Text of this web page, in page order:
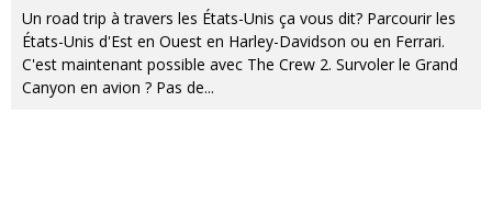
Un road trip à travers les États-Unis ça vous dit? Parcourir les
États-Unis d'Est en Ouest en Harley-Davidson ou en Ferrari.
C'est maintenant possible avec The Crew 2. Survoler le Grand
Canyon en avion ? Pas de...